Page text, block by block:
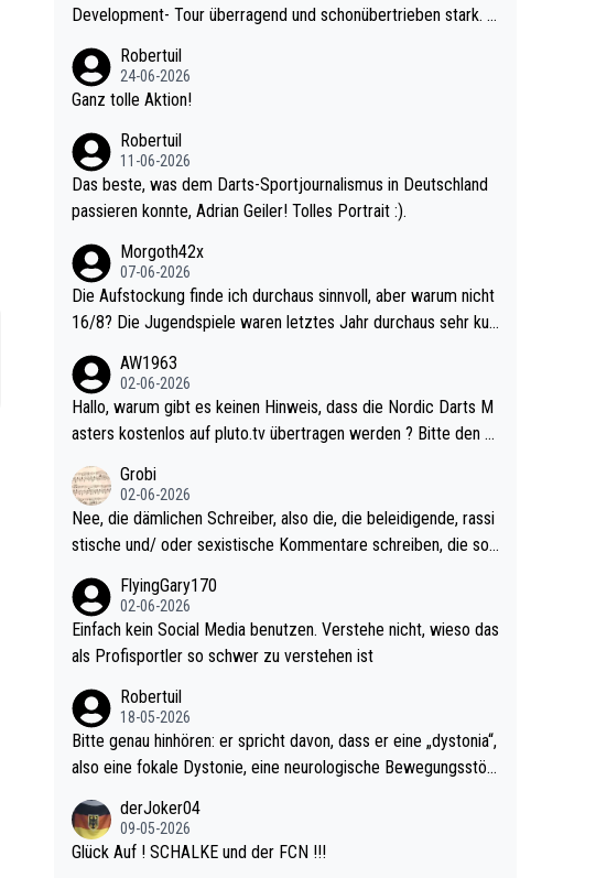
Development- Tour überragend und schonübertrieben stark. U
e mal 40+ erst recht. Da gewinnst keinen Blumentopf - ist ja n
och krasser wie ein Pokalspiel eines Kreisligisten vs einem Bu
Robertuil
24-06-2026
Ganz tolle Aktion!
Robertuil
11-06-2026
Das beste, was dem Darts-Sportjournalismus in Deutschland
passieren konnte, Adrian Geiler! Tolles Portrait :).
Morgoth42x
07-06-2026
Die Aufstockung finde ich durchaus sinnvoll, aber warum nicht
16/8? Die Jugendspiele waren letztes Jahr durchaus sehr kur
l. Allerdings ist Mitchell Lawrie als Nummer 1 der Welt eh quali
fiziert. Somit ändert die automatische Qualifikation des Weltm
eisters erstmal nichts. Ich denke sie wollen damit für nächste
d wohl wenig WDF Turniere spielen. Dies war bei Archie Self l
etztes Jahr der Fall. Er musste als amtierender Weltmeister d
urch den Qualifier und ich glaube kaum, dass Mitchel sich das
(in Vegas) antun würde, wenn er doch eigentlich die PDC-WM
als Ziel hat.
AW1963
02-06-2026
Hallo, warum gibt es keinen Hinweis, dass die Nordic Darts M
asters kostenlos auf pluto.tv übertragen werden ? Bitte den A
Grobi
02-06-2026
Nee, die dämlichen Schreiber, also die, die beleidigende, rassi
stische und/ oder sexistische Kommentare schreiben, die soll
nes Leben in den Griff kriegen. Nur eins wundert mich: Luke Li
ttler war doch neulich erst derjenige, der über Social Media G
vV provoziert hat. Und Littlers Mutter schießt öfters mal gege
ehler!
FlyingGary170
02-06-2026
Einfach kein Social Media benutzen. Verstehe nicht, wieso das
als Profisportler so schwer zu verstehen ist
Robertuil
18-05-2026
Bitte genau hinhören: er spricht davon, dass er eine „dystonia“,
also eine fokale Dystonie, eine neurologische Bewegungsstör
werden, im Arm hat. Und, dass Medikamente ihm helfen! Ich gl
aube immer noch, dass sehr viele der Dartits-Fälle fälschlich p
derJoker04
09-05-2026
Glück Auf ! SCHALKE und der FCN !!!